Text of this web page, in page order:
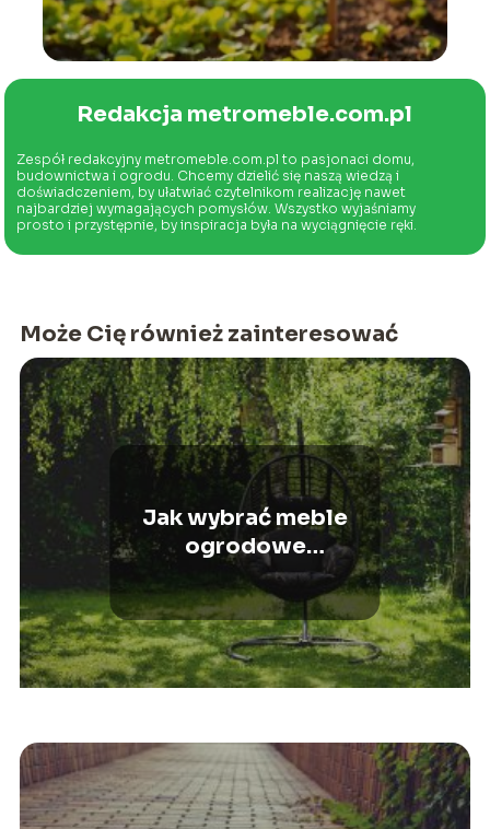
Redakcja metromeble.com.pl
Zespół redakcyjny metromeble.com.pl to pasjonaci domu,
budownictwa i ogrodu. Chcemy dzielić się naszą wiedzą i
doświadczeniem, by ułatwiać czytelnikom realizację nawet
najbardziej wymagających pomysłów. Wszystko wyjaśniamy
prosto i przystępnie, by inspiracja była na wyciągnięcie ręki.
Może Cię również zainteresować
Jak wybrać meble
ogrodowe
wypoczynkowe?